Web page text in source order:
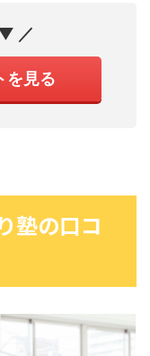
／
を見る
塾の口コ